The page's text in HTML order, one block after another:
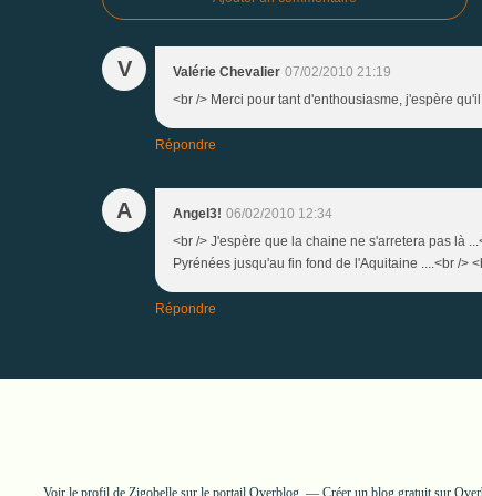
V Valérie Chevalier 07/02/2010 21:19
<br /> Merci pour tant d'enthousiasme, j'espère
Répondre
A Angel3! 06/02/2010 12:34
<br /> J'espère que la chaine ne s'arretera pas là
Pyrénées jusqu'au fin fond de l'Aquitaine ....<br />
Répondre
Voir le profil de Zigobellesur le portail Overblog Créer un blog gratuit sur